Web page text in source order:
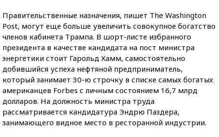
Правительственные назначения, пишет The Washington
Post, могут еще больше увеличить совокупное богатство
членов кабинета Трампа. В шорт-листе избранного
президента в качестве кандидата на пост министра
энергетики стоит Гарольд Хамм, самостоятельно
добившийся успеха нефтяной предприниматель,
который занимает 30-ю строчку в списке самых богатых
американцев Forbes с личным состоянием 16,7 млрд
долларов. На должность министра труда
рассматривается кандидатура Эндрю Паздера,
занимающего видное место в ресторанной индустрии.